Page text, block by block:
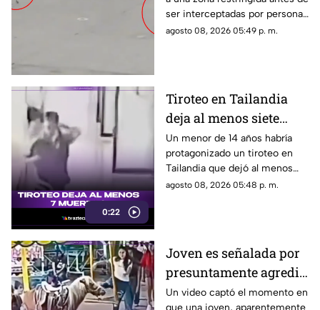
logran detenerlas
ser interceptadas por personal
del aeropuerto.
agosto 08, 2026 05:49 p. m.
0:22
Tiroteo en Tailandia
deja al menos siete
muertos
Un menor de 14 años habría
protagonizado un tiroteo en
Tailandia que dejó al menos
siete personas muertas, entre
agosto 08, 2026 05:48 p. m.
Joven es señalada por
presuntamente agredir
a un pony en feria de
Un video captó el momento en